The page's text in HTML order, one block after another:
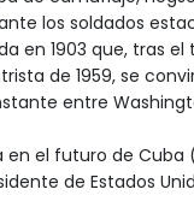
los soldados
en 1903 que, tras el
de 1959, se
entre
en el futuro de Cuba
de Estados